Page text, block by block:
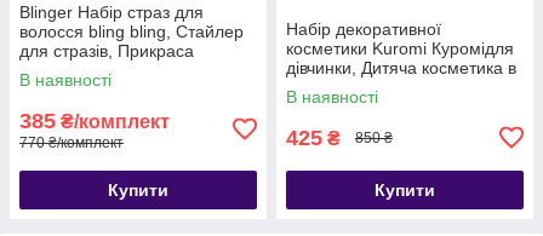
Blinger Набір страз для
волосся bling bling, Стайлер
для стразів, Прикраса
волосся стразами Blinger
В наявності
385 ₴/комплект
770 ₴/комплект
Купити
Набір декоративної
косметики Kuromi Куромідля
дівчинки, Дитяча косметика в
подарунковій упаковці,
Комплект косметики для
В наявності
425 ₴ 850 ₴
Купити